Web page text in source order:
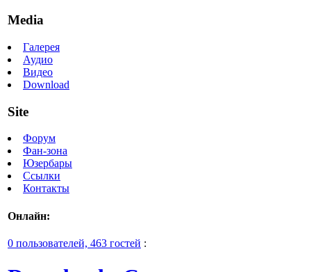
Media
Галерея
Аудио
Видео
Download
Site
Форум
Фан-зона
Юзербары
Ссылки
Контакты
Онлайн:
0 пользователей, 463 гостей :